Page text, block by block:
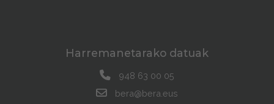
Harremanetarako datuak
948 63 00 05
bera@bera.eus